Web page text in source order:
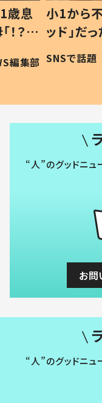
歳息
？」
編集部
小1から
ッド」だ
作り続
#令和の子
SNSで話題
“人”のグッドニュ
お問
“人”のグッドニュ